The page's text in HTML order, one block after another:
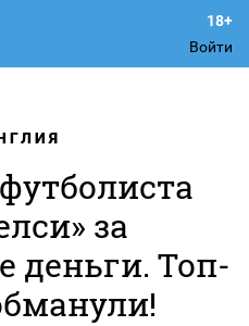
Войти
за
деньги. Топ-